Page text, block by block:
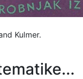
Kulmer.